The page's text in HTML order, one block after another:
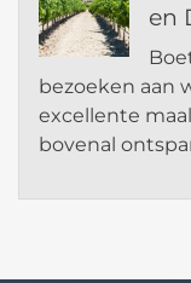
en
bezoeken aan
excellente
bovenal